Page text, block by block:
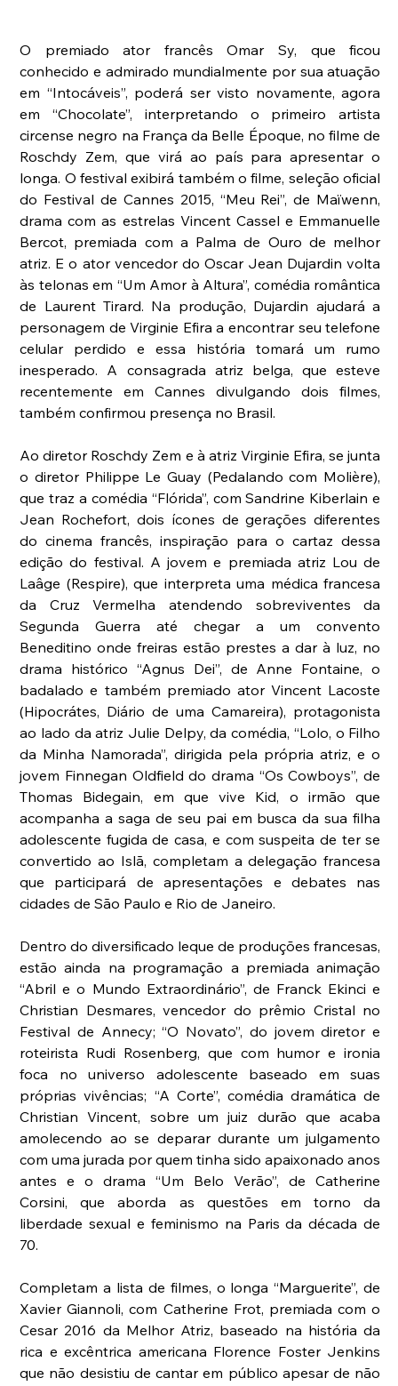
O premiado ator francês Omar Sy, que ficou
conhecido e admirado mundialmente por sua atuação
em “Intocáveis”, poderá ser visto novamente, agora
em “Chocolate”, interpretando o primeiro artista
circense negro na França da Belle Époque, no filme de
Roschdy Zem, que virá ao país para apresentar o
longa. O festival exibirá também o filme, seleção oficial
do Festival de Cannes 2015, “Meu Rei”, de Maïwenn,
drama com as estrelas Vincent Cassel e Emmanuelle
Bercot, premiada com a Palma de Ouro de melhor
atriz. E o ator vencedor do Oscar Jean Dujardin volta
às telonas em “Um Amor à Altura”, comédia romântica
de Laurent Tirard. Na produção, Dujardin ajudará a
personagem de Virginie Efira a encontrar seu telefone
celular perdido e essa história tomará um rumo
inesperado. A consagrada atriz belga, que esteve
recentemente em Cannes divulgando dois filmes,
também confirmou presença no Brasil.
Ao diretor Roschdy Zem e à atriz Virginie Efira, se junta
o diretor Philippe Le Guay (Pedalando com Molière),
que traz a comédia “Flórida”, com Sandrine Kiberlain e
Jean Rochefort, dois ícones de gerações diferentes
do cinema francês, inspiração para o cartaz dessa
edição do festival. A jovem e premiada atriz Lou de
Laâge (Respire), que interpreta uma médica francesa
da Cruz Vermelha atendendo sobreviventes da
Segunda Guerra até chegar a um convento
Beneditino onde freiras estão prestes a dar à luz, no
drama histórico “Agnus Dei”, de Anne Fontaine, o
badalado e também premiado ator Vincent Lacoste
(Hipocrátes, Diário de uma Camareira), protagonista
ao lado da atriz Julie Delpy, da comédia, “Lolo, o Filho
da Minha Namorada”, dirigida pela própria atriz, e o
jovem Finnegan Oldfield do drama “Os Cowboys”, de
Thomas Bidegain, em que vive Kid, o irmão que
acompanha a saga de seu pai em busca da sua filha
adolescente fugida de casa, e com suspeita de ter se
convertido ao Islã, completam a delegação francesa
que participará de apresentações e debates nas
cidades de São Paulo e Rio de Janeiro.
Dentro do diversificado leque de produções francesas,
estão ainda na programação a premiada animação
“Abril e o Mundo Extraordinário”, de Franck Ekinci e
Christian Desmares, vencedor do prêmio Cristal no
Festival de Annecy; “O Novato”, do jovem diretor e
roteirista Rudi Rosenberg, que com humor e ironia
foca no universo adolescente baseado em suas
próprias vivências; “A Corte”, comédia dramática de
Christian Vincent, sobre um juiz durão que acaba
amolecendo ao se deparar durante um julgamento
com uma jurada por quem tinha sido apaixonado anos
antes e o drama “Um Belo Verão”, de Catherine
Corsini, que aborda as questões em torno da
liberdade sexual e feminismo na Paris da década de
70.
Completam a lista de filmes, o longa “Marguerite”, de
Xavier Giannoli, com Catherine Frot, premiada com o
Cesar 2016 da Melhor Atriz, baseado na história da
rica e excêntrica americana Florence Foster Jenkins
que não desistiu de cantar em público apesar de não